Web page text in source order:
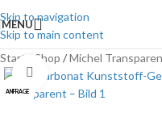
Skip to navigation
Skip to main content
MENU
Start / Shop /Michel
ANFRAGE
Click to enlarge